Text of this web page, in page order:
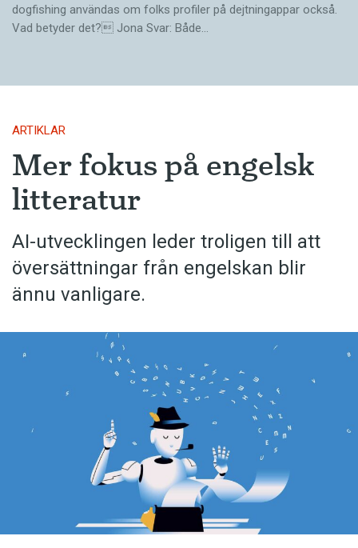
dogfishing användas om folks profiler på dejtningappar också.
Vad betyder det? Jona Svar: Både…
ARTIKLAR
Mer fokus på engelsk
litteratur
AI-utvecklingen leder troligen till att
översättningar från engelskan blir
ännu vanligare.